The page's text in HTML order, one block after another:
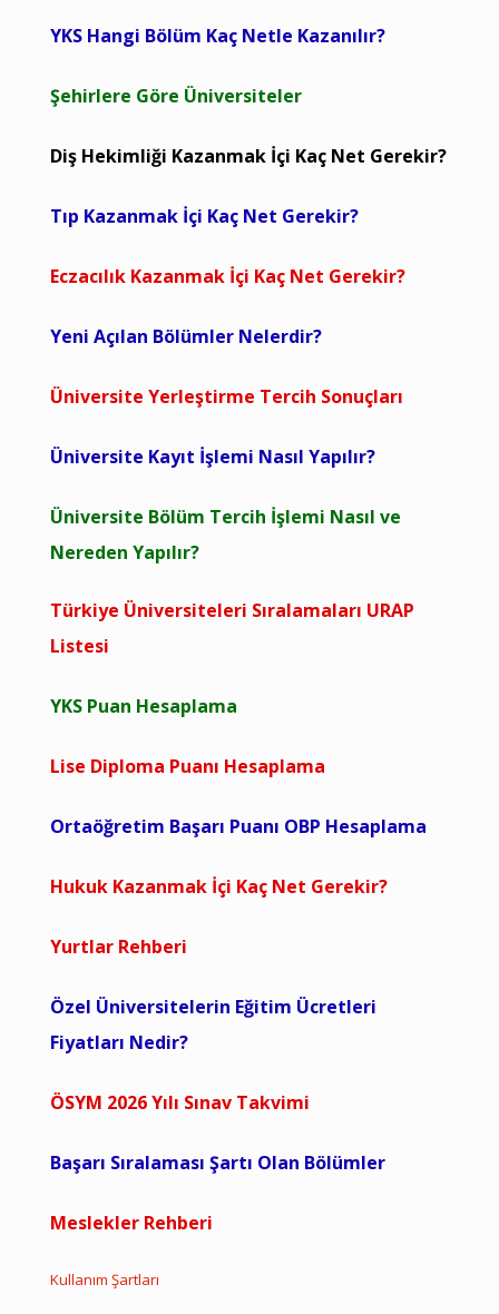
YKS Hangi Bölüm Kaç Netle Kazanılır?
Şehirlere Göre Üniversiteler
Diş Hekimliği Kazanmak İçi Kaç Net Gerekir?
Tıp Kazanmak İçi Kaç Net Gerekir?
Eczacılık Kazanmak İçi Kaç Net Gerekir?
Yeni Açılan Bölümler Nelerdir?
Üniversite Yerleştirme Tercih Sonuçları
Üniversite Kayıt İşlemi Nasıl Yapılır?
Üniversite Bölüm Tercih İşlemi Nasıl ve
Nereden Yapılır?
Türkiye Üniversiteleri Sıralamaları URAP
Listesi
YKS Puan Hesaplama
Lise Diploma Puanı Hesaplama
Ortaöğretim Başarı Puanı OBP Hesaplama
Hukuk Kazanmak İçi Kaç Net Gerekir?
Yurtlar Rehberi
Özel Üniversitelerin Eğitim Ücretleri
Fiyatları Nedir?
ÖSYM 2026 Yılı Sınav Takvimi
Başarı Sıralaması Şartı Olan Bölümler
Meslekler Rehberi
Kullanım Şartları